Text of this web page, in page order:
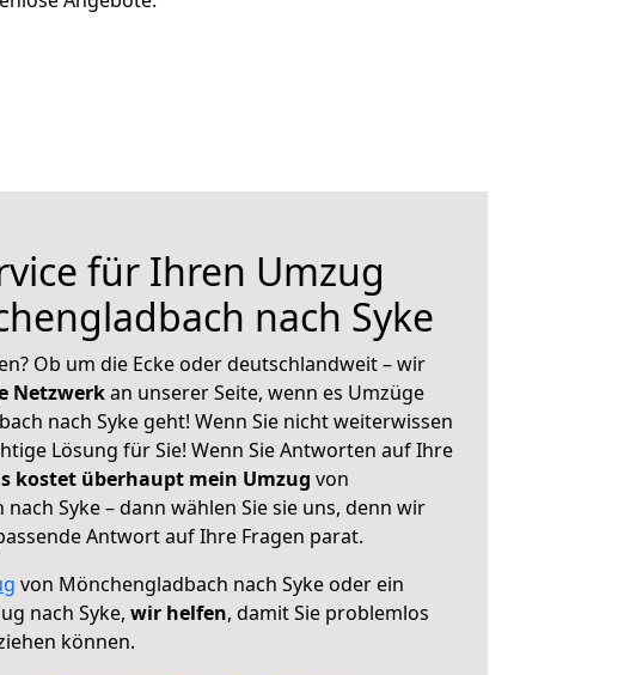
für Ihren Umzug
nach Syke
Ob um die Ecke oder deutschlandweit – wir
Netzwerkan unserer Seite, wenn es Umzüge
nach Syke geht! Wenn Sie nicht weiterwissen
Lösung für Sie! Wenn Sie Antworten auf Ihre
kostet überhaupt mein Umzug von
Syke – dann wählen Sie sie uns, denn wir
Antwort auf Ihre Fragen parat.
von Mönchengladbach nach Syke oder ein
nach Syke, wir helfen, damit Sie problemlos
können.